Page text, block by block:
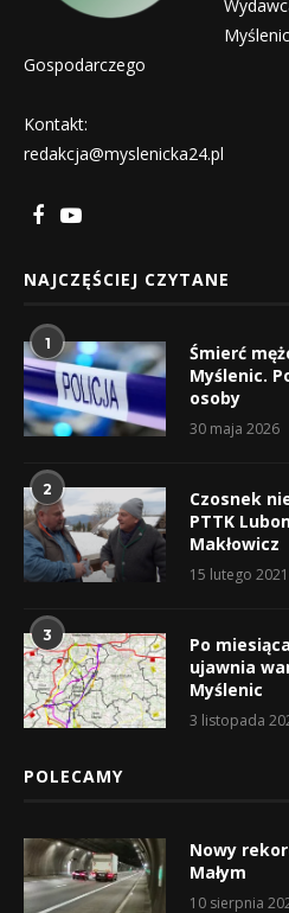
Gospodarczego
Kontakt:
redakcja@myslenicka24.pl
NAJCZĘŚCIEJ CZYTANE
1
Śmierć
Myślenic.
osoby
30 maja 2026
2
Czosnek
PTTK
Makłowicz
15 lutego 2021
3
Po
ujawnia
Myślenic
3 listopada
POLECAMY
Nowy
Małym
10 sierpnia